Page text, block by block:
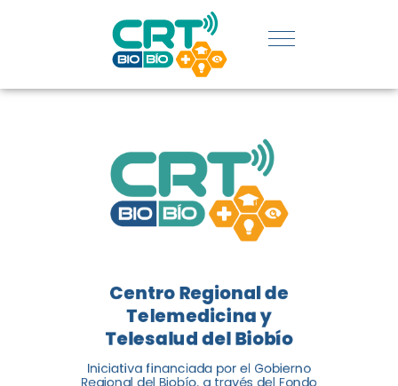
REGIÓN:
CONOCE
LOGROS
DE CRT
BIOBÍO
El Centro Regional de
Telemedicina y Telesalud del
Biobío presenta el balance de
tres años acercando la salud
Centro Regional de
Telemedicina y
Telesalud del Biobío
Iniciativa financiada por el Gobierno